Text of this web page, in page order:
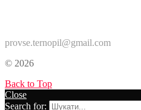
provse.ternopil@gmail.com
© 2026
Back to Top
Close
Search for: